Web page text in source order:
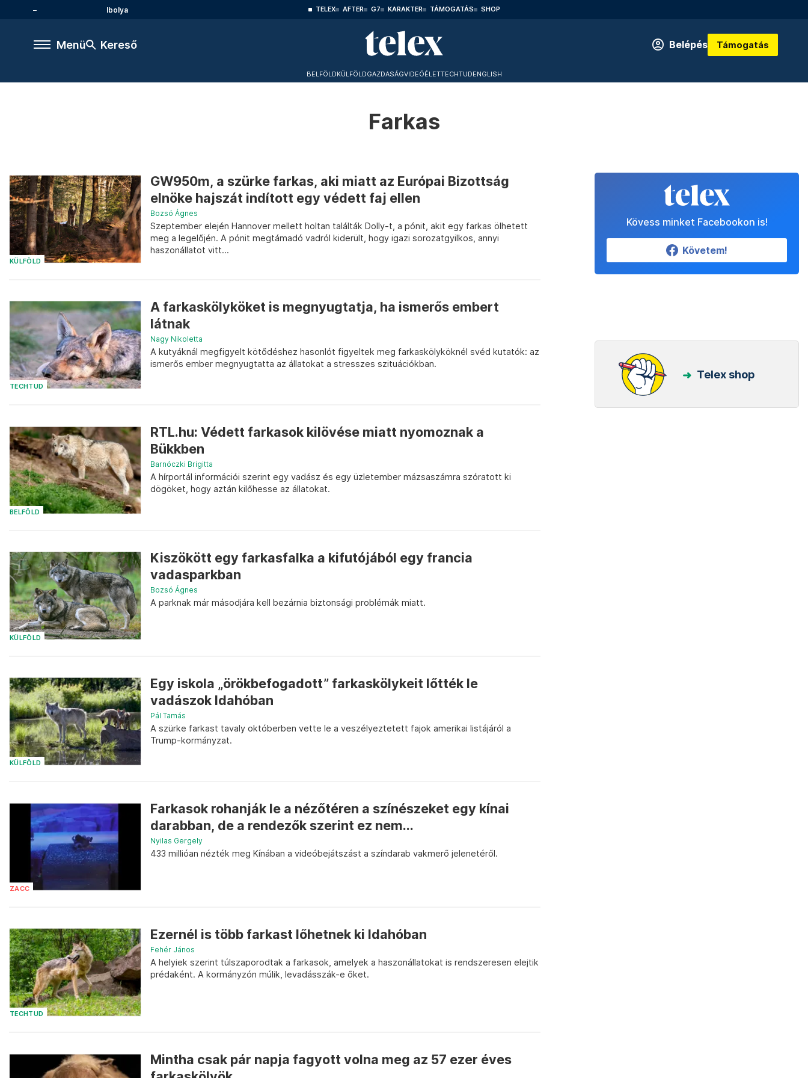
Ibolya TELEX AFTER G7 KARAKTER TÁMOGATÁS SHOP
Menü Kereső Belépés Támogatás
BELFÖLDKÜLFÖLDGAZDASÁGVIDEÓÉLETTECHTUDENGLISH
Farkas
KÜLFÖLD
GW950m, a szürke farkas, aki miatt az Európai Bizottság
elnöke hajszát indított egy védett faj ellen
Bozsó Ágnes
Szeptember elején Hannover mellett holtan találták Dolly-t, a pónit, akit egy farkas ölhetett
meg a legelőjén. A pónit megtámadó vadról kiderült, hogy igazi sorozatgyilkos, annyi
haszonállatot vitt...
TECHTUD
A farkaskölyköket is megnyugtatja, ha ismerős embert
látnak
Nagy Nikoletta
A kutyáknál megfigyelt kötődéshez hasonlót figyeltek meg farkaskölyköknél svéd kutatók: az
ismerős ember megnyugtatta az állatokat a stresszes szituációkban.
BELFÖLD
RTL.hu: Védett farkasok kilövése miatt nyomoznak a
Bükkben
Barnóczki Brigitta
A hírportál információi szerint egy vadász és egy üzletember mázsaszámra szóratott ki
dögöket, hogy aztán kilőhesse az állatokat.
KÜLFÖLD
Kiszökött egy farkasfalka a kifutójából egy francia
vadasparkban
Bozsó Ágnes
A parknak már másodjára kell bezárnia biztonsági problémák miatt.
KÜLFÖLD
Egy iskola „örökbefogadott” farkaskölykeit lőtték le
vadászok Idahóban
Pál Tamás
A szürke farkast tavaly októberben vette le a veszélyeztetett fajok amerikai listájáról a
Trump-kormányzat.
ZACC
Farkasok rohanják le a nézőtéren a színészeket egy kínai
darabban, de a rendezők szerint ez nem...
Nyilas Gergely
433 millióan nézték meg Kínában a videóbejátszást a színdarab vakmerő jelenetéről.
TECHTUD
Ezernél is több farkast lőhetnek ki Idahóban
Fehér János
A helyiek szerint túlszaporodtak a farkasok, amelyek a haszonállatokat is rendszeresen elejtik
prédaként. A kormányzón múlik, levadásszák-e őket.
Mintha csak pár napja fagyott volna meg az 57 ezer éves
Kövess minket Facebookon is!
Követem!
Telex shop